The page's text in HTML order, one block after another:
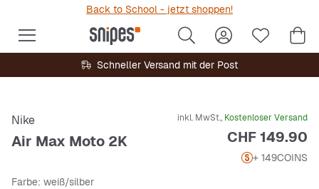
Back to School - jetzt shoppen!
Schneller Versand mit der Post
Nike
Air Max Moto 2K
inkl. MwSt., Kostenloser Versand
Preis
CHF 149.90
+ 149COINS
Farbe: weiß/silber